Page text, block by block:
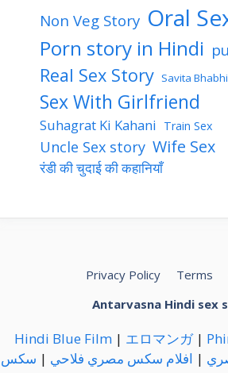
Non Veg Story Oral
Porn story in Hindi
Real Sex Story Savita
Sex With Girlfriend
Suhagrat Ki Kahani Train Sex
Uncle Sex story Wife Sex
रंडी की चुदाई की कहानियाँ
Privacy Policy Terms
Antarvasna Hindi sex
Hindi Blue Film | エロマンガ|
| افلام سكس مصري فلاحي | سكس